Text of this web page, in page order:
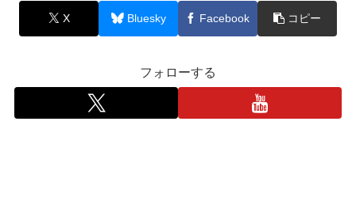
X Bluesky Facebook コピー
フォローする